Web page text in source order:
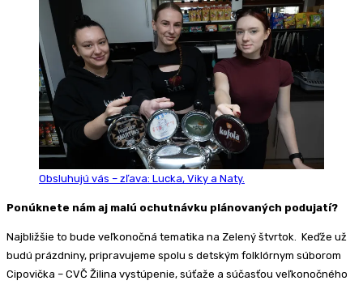
Obsluhujú vás – zľava: Lucka, Viky a Naty.
Ponúknete nám aj malú ochutnávku plánovaných podujatí?
Najbližšie to bude veľkonočná tematika na Zelený štvrtok. Keďže už
budú prázdniny, pripravujeme spolu s detským folklórnym súborom
Cipovička – CVČ Žilina vystúpenie, súťaže a súčasťou veľkonočného